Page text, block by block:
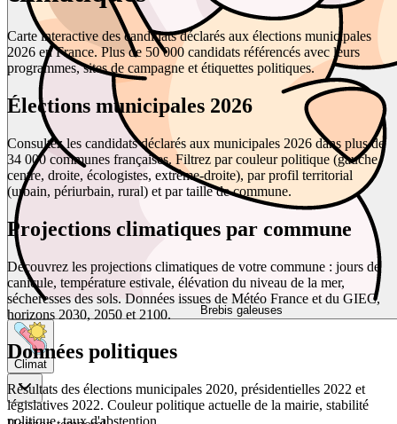
Brebis galeuses
Climat
Carte interactive des candidats déclarés aux élections municipales
2026 en France. Plus de 50 000 candidats référencés avec leurs
programmes, sites de campagne et étiquettes politiques.
Élections municipales 2026
Consultez les candidats déclarés aux municipales 2026 dans plus de
34 000 communes françaises. Filtrez par couleur politique (gauche,
centre, droite, écologistes, extrême-droite), par profil territorial
(urbain, périurbain, rural) et par taille de commune.
Projections climatiques par commune
Découvrez les projections climatiques de votre commune : jours de
canicule, température estivale, élévation du niveau de la mer,
sécheresses des sols. Données issues de Météo France et du GIEC,
horizons 2030, 2050 et 2100.
Données politiques
Résultats des élections municipales 2020, présidentielles 2022 et
législatives 2022. Couleur politique actuelle de la mairie, stabilité